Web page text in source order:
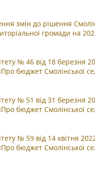
змін до рішення
громади на
№ 46 від 18 березня
бюджет Смолінської
№ 51 від 31 березня
бюджет Смолінської
№ 59 від 14 квітня
бюджет Смолінської